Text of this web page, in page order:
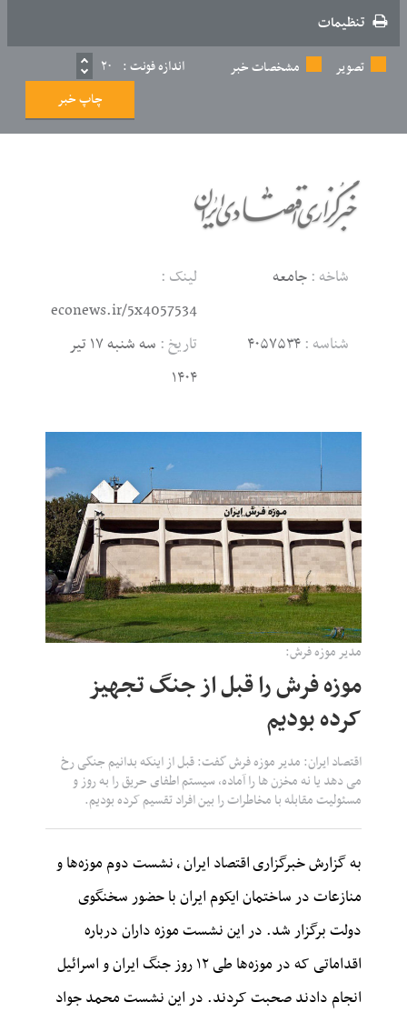
تنظیمات
تصویر
مشخصات خبر اندازه فونت : ۲۰
چاپ خبر
شاخه : جامعه
لینک :
econews.ir/5x4057534
شناسه : ۴۰۵۷۵۳۴ تاریخ :
سه شنبه ۱۷ تیر
۱۴۰۴
مدیر موزه فرش:
موزه فرش را قبل از جنگ تجهیز
کرده بودیم
اقتصاد ایران: مدیر موزه فرش گفت: قبل از اینکه بدانیم جنگی رخ
می دهد یا نه مخزن ها را آماده، سیستم اطفای حریق را به روز و
مسئولیت مقابله با مخاطرات را بین افراد تقسیم کرده بودیم.
به گزارش خبرگزاریاقتصاد ایران،نشست دوم موزه‌ها و
منازعات در ساختمانایکوم ایران با حضور سخنگوی
دولت برگزار شد. در این نشست موزه داران درباره
اقداماتی که در موزه‌ها طی ۱۲ روز جنگ ایران و اسرائیل
انجام دادند صحبت کردند. در این نشست محمد جواد